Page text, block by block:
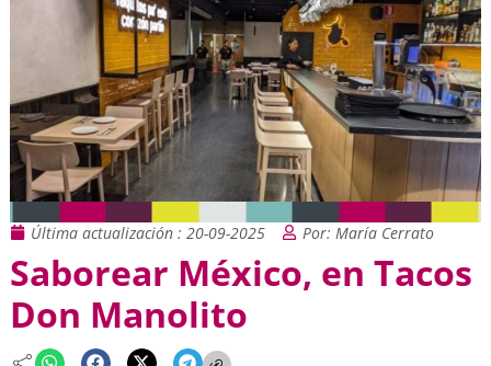
Última actualización : 20-09-2025 Por: María Cerrato
Saborear México, en Tacos
Don Manolito